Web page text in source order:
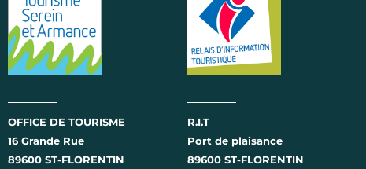
OFFICE DE TOURISME
16 Grande Rue
89600 ST-FLORENTIN
R.I.T
Port de plaisance
89600 ST-FLORENTIN